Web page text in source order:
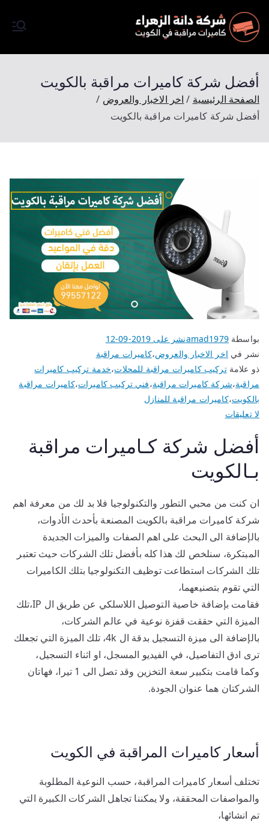
مراقبة
شركة تركيب كاميرات مرقبة
في الكويت كاميرات مراقبة
وبتصوير فائق الجودة Full HD
وتتميز شركتنا باسعارها المميزة
والرخيصة وجودة مضمونة
أفضل شركة كاميرات مراقبة بالكويت
الصفحة الرئيسية
اخر الاخبار والعروض
أفضل شركة كاميرات مراقبة بالكويت
بواسطةamad1979نشر على 2019-09-12
نشر في اخر الاخبار والعروض،كاميرات مراقبة
ذو علامةتركيب كاميرات مراقبة للمحلات،خدمة تركيب كاميرات
مراقبة،شركة كاميرات مراقبة،فني تركيب كاميرات،كاميرات مراقبة
بالكويت،كاميرات مراقبة للمنازل
لا تعليقات
أفضل شركة كـاميرات مراقبة
بـالكويت
ان كنت من محبي التطور والتكنولوجيا فلا بد لك من معرفة اهم
شركة كاميرات مراقبة بالكويت المصنعة بأحدث الأدوات،
بالإضافة الى البحث على اهم الصفات والميزات الجديدة
المبتكرة، سنلخص لك هذا كله بأفضل تلك الشركات حيث تعتبر
تلك الشركات استطاعت توظيف التكنولوجيا بتلك الكاميرات
التي تقوم بتصنيعهما،
فقامت بإضافة خاصية التوصيل اللاسلكي عن طريق ال IP،تلك
الميزة التي حققت قفزة نوعية في عالم الشركات،
بالإضافة الى ميزة التسجيل بدقة ال 4k، تلك الميزة التي تجعلك
ترى ادق التفاصيل، في الفيديو المسجل، او اثناء التسجيل،
وكما قامت بتكبير سعة التخزين وقد تصل الى 1 تيرا، فهاتان
الشركتان هما عنوان الجودة.
أسعار كاميرات المراقبة في الكويت
تختلف أسعار كاميرات المراقبة، حسب النوعية المطلوبة
والمواصفات المحققة، ولا يمكننا تجاهل الشركات الكبيرة التي
تم انشائها،